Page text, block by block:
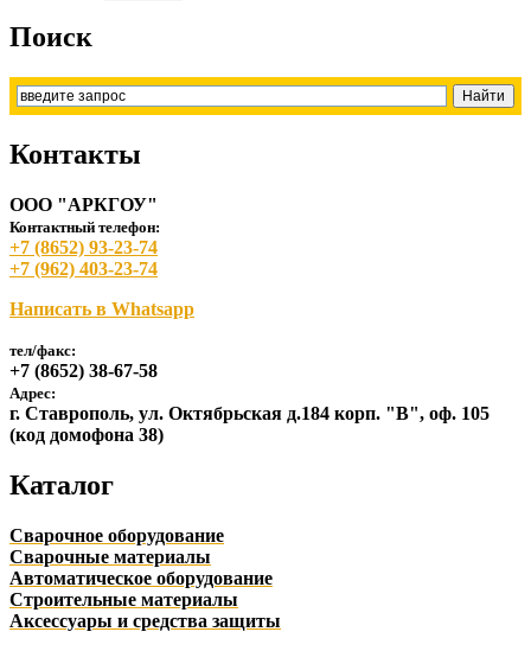
Поиск
Контакты
ООО "АРКГОУ"
Контактный телефон:
+7 (8652) 93-23-74
+7 (962) 403-23-74
Написать в Whatsapp
тел/факс:
+7 (8652) 38-67-58
Адрес:
г. Ставрополь, ул. Октябрьская д.184 корп. "В", оф. 105
(код домофона 38)
Каталог
Сварочное оборудование
Сварочные материалы
Автоматическое оборудование
Строительные материалы
Аксессуары и средства защиты